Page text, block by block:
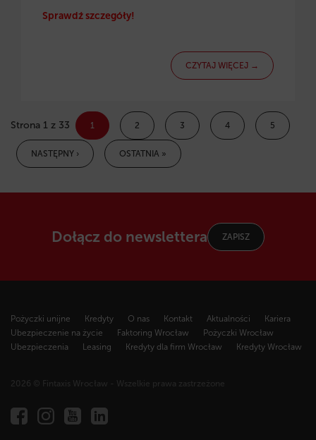
Sprawdź szczegóły!
CZYTAJ WIĘCEJ →
Strona 1 z 33 1 2 3 4 5
NASTĘPNY › OSTATNIA »
Dołącz do newslettera ZAPISZ
Pożyczki unijne Kredyty O nas Kontakt Aktualności
Kariera
Ubezpieczenie na życie
Faktoring Wrocław
Pożyczki Wrocław
Ubezpieczenia
Leasing Kredyty dla firm Wrocław Kredyty Wrocław
2026 © Fintaxis Wrocław - Wszelkie prawa zastrzeżone